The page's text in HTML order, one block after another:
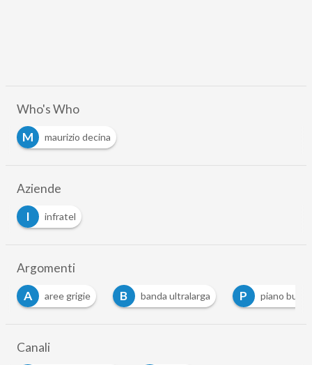
Who's Who
M
maurizio decina
Aziende
I
infratel
Argomenti
A
aree grigie B banda ultralarga P piano bul
Canali